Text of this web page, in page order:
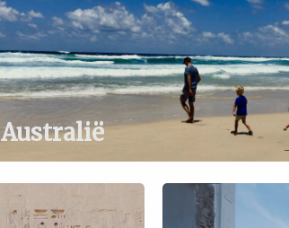
Australië